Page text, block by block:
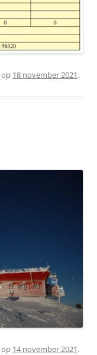
op 18 november 2021.
op 14 november 2021.